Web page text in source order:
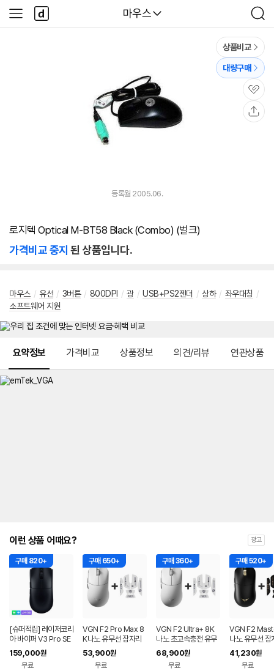
다나와
마우스
검
색
사
이
다
나
와
상품비교
대량구매
관
심
등록월 2005.06.
로지텍 Optical M-BT58 Black (Combo) (벌크)
가격비교 중지 된 상품입니다.
마우스 / 유선 / 3버튼 / 800DPI / 광 / USB+PS2젠더 / 상하 / 좌우대칭 /
소프트웨어 지원
요약정보 가격비교 상품정보 의견/리뷰 연관상품
이런 상품 어때요? 광고
구매 820+
[슈퍼적립] 레이저코리
아 바이퍼 V3 Pro SE
바브삼 e스포츠 무선
게이밍 마우스
159,000원
무료
구매 650+
VGN F2 Pro Max 8
K나노 유무선 잠자리
게이밍 마우스 화이트
53,900원
무료
구매 360+
VGN F2 Ultra+ 8K
나노 초고속충전 유무
선 잠자리 게이밍 마우
스 화이트
68,900원
무료
구매 520+
VGN F2
나노 유무선 잠
이밍 마우스+
프 블랙
41,230원
무료